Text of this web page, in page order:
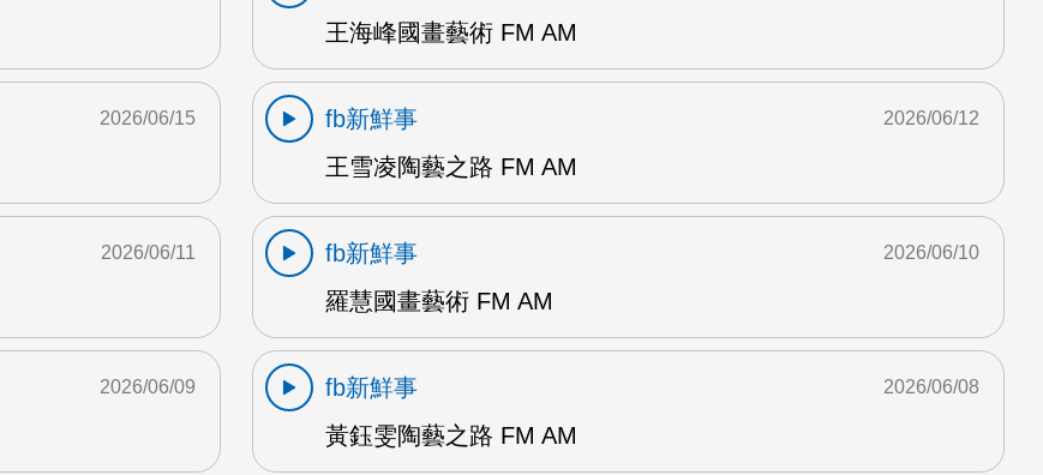
王海峰國畫藝術 FM AM
2026/06/15
fb新鮮事
王雪凌陶藝之路 FM AM
2026/06/12
2026/06/11
fb新鮮事
羅慧國畫藝術 FM AM
2026/06/10
2026/06/09
fb新鮮事
黃鈺雯陶藝之路 FM AM
2026/06/08